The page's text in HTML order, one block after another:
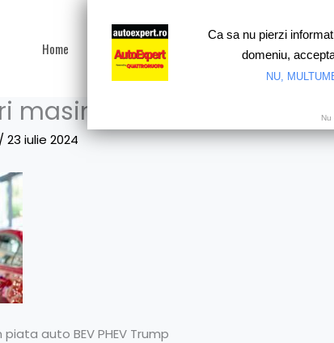
Home Test drive Motorsport
masini showrrom piata
/ 23 iulie 2024
auto BEV PHEV Trump
Ca sa nu pierzi
domeniu,
NU,
Nu